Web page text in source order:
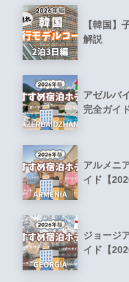
【韓国】
解説
アゼルバ
完全ガイ
アルメニ
イド【
ジョージ
イド【